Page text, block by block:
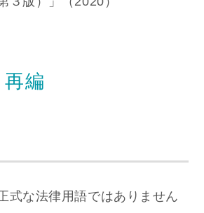
編
式な法律用語ではありません